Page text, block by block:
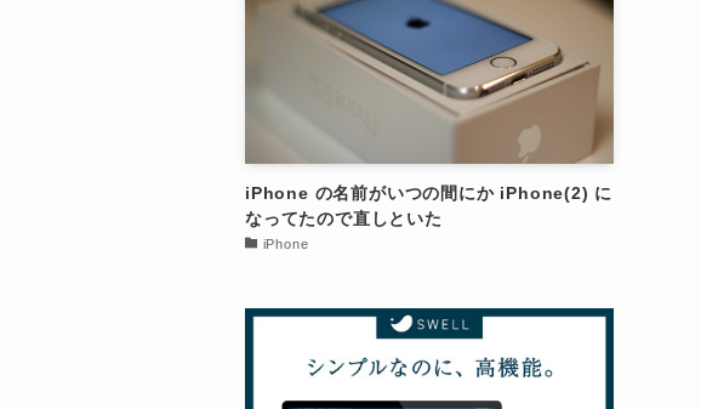
iPhone の名前がいつの間にか iPhone(2) に
なってたので直しといた
iPhone